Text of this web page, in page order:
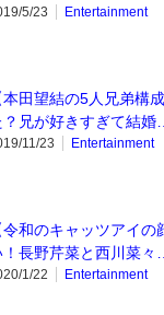
5/23 Entertainment
本田望結の5人兄弟構
？兄が好きすぎて結婚…
11/23 Entertainment
令和のキャッツアイ
！長野芹菜と西川菜々…
1/22 Entertainment